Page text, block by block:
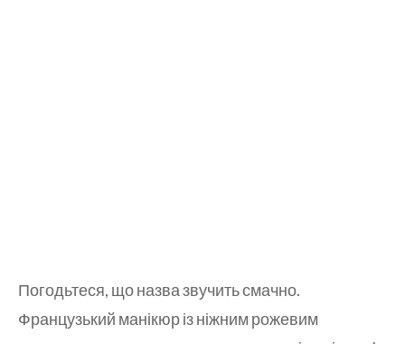
Погодьтеся, що назва звучить смачно.
Французький манікюр із ніжним рожевим